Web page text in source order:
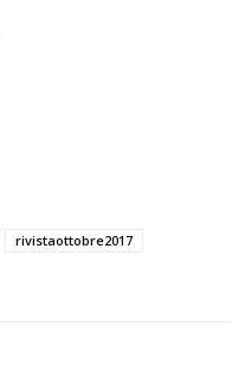
rivistaottobre2017